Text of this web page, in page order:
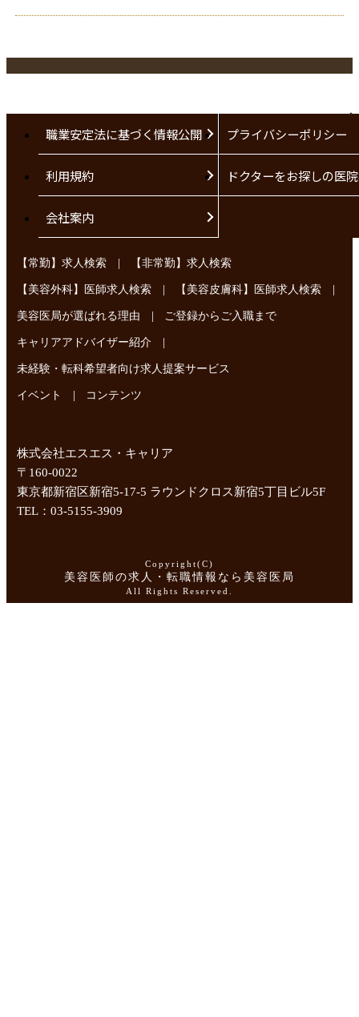
職業安定法に基づく情報公開 プライバシーポリシー
利用規約 ドクターをお探しの医
会社案内
【常勤】求人検索 | 【非常勤】求人検索
【美容外科】医師求人検索 | 【美容皮膚科】医師求人検索 |
美容医局が選ばれる理由 | ご登録からご入職まで
キャリアアドバイザー紹介 |
未経験・転科希望者向け求人提案サービス
イベント | コンテンツ
株式会社エスエス・キャリア
〒160-0022
東京都新宿区新宿5-17-5 ラウンドクロス新宿5丁目ビル5F
TEL：03-5155-3909
Copyright(C)
美容医師の求人・転職情報なら美容医局
All Rights Reserved.